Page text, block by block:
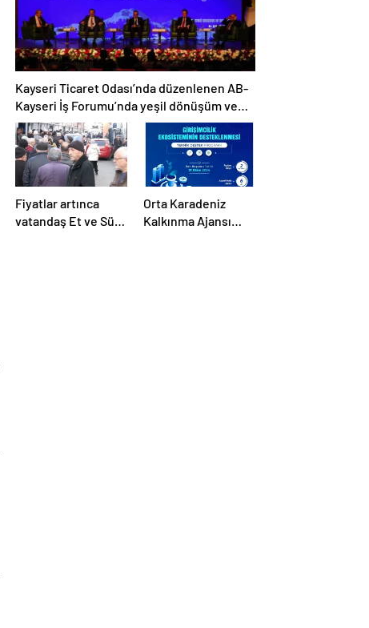
Kayseri Ticaret Odası’nda düzenlenen AB-
Kayseri İş Forumu’nda yeşil dönüşüm ve
dijitalleşme vurgusu yapıldı
Fiyatlar artınca
vatandaş Et ve Süt
Orta Karadeniz
Kalkınma Ajansı